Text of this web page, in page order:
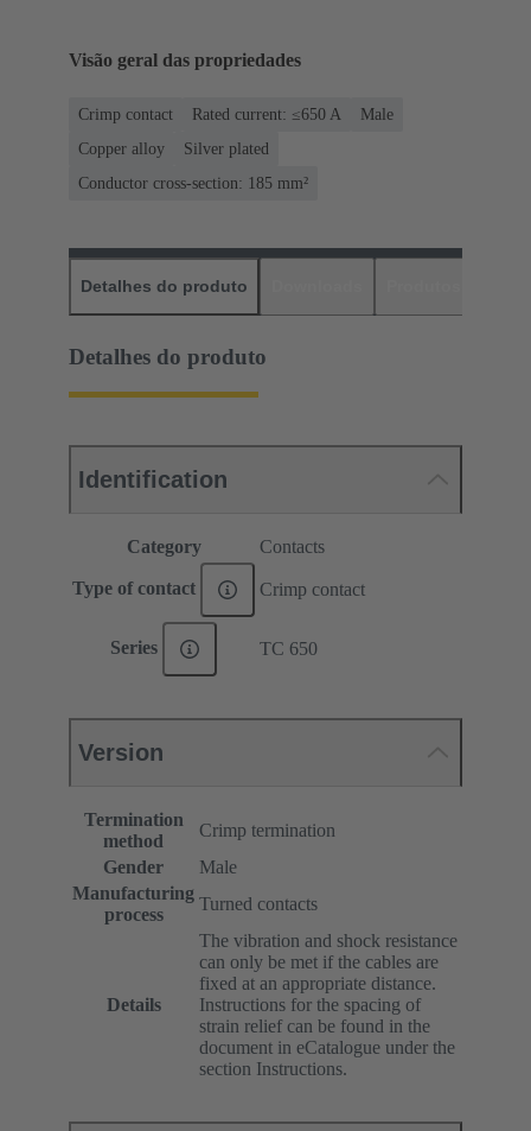
Visão geral das propriedades
Crimp contact Rated current: ≤650 A
Male
Copper alloy
Silver plated
Conductor cross-section: 185 mm²
Detalhes do produto
Detalhes do produto
Identification
Category Contacts
Type of contact Crimp contact
Series TC 650
Version
Termination
method
Crimp termination
Gender
Male
Manufacturing
process
Turned contacts
Details
The vibration and shock resistance
can only be met if the cables are
fixed at an appropriate distance.
Instructions for the spacing of
strain relief can be found in the
document in eCatalogue under the
section Instructions.